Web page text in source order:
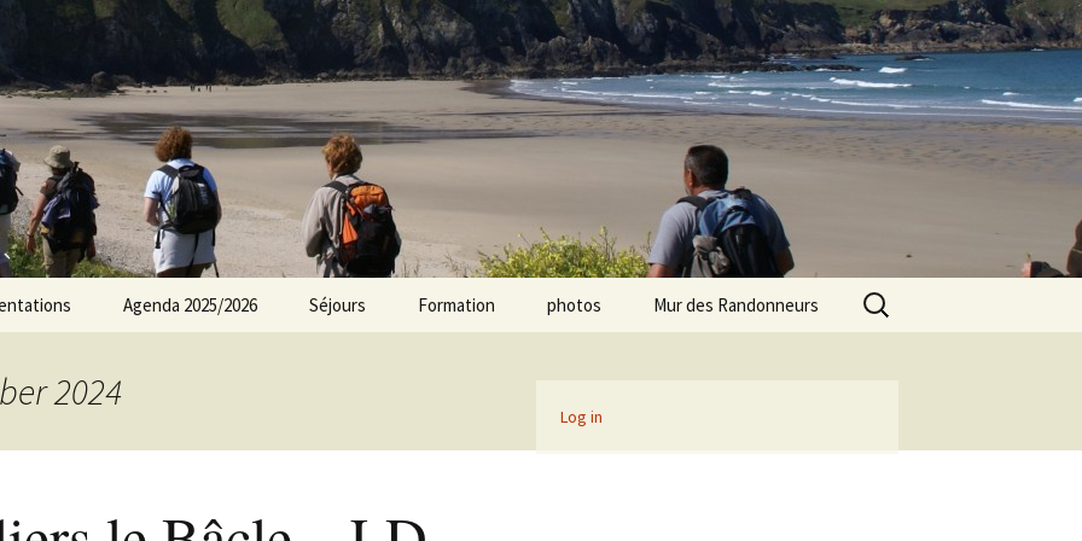
Norvillois
Agenda 2025/2026
Agenda 2021/2022
Séjours Formation photos Mur des Randonneurs
Search
for:
2024
Log in